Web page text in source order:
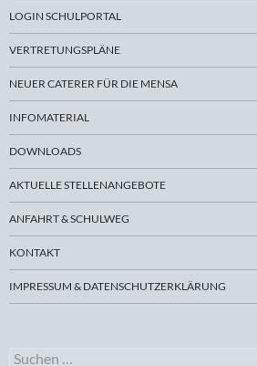
LOGIN SCHULPORTAL
VERTRETUNGSPLÄNE
NEUER CATERER FÜR DIE MENSA
INFOMATERIAL
DOWNLOADS
AKTUELLE STELLENANGEBOTE
ANFAHRT & SCHULWEG
KONTAKT
IMPRESSUM & DATENSCHUTZERKLÄRUNG
Suchen